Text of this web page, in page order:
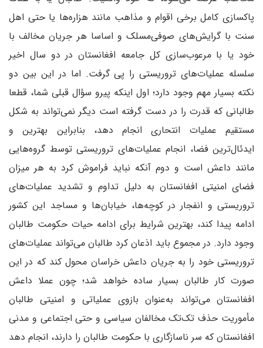
پاکسازی کامل برخی اقوام و مذاهب مانند هزاره‌ها یا حتی اهل
سنت با گرایش‌های صوفی‌مسلک و اساسا هر جریان مخالف با
خود‌ یا با مرعوب‌سازی کل جامعه افغانستان در دو سال اخیر
سلسله عملیات‌های تروریستی را پی گرفت. اما در این بین دو
نکته بسیار مهم وجود دارد؛ اول اینکه پیرو سؤال قبلی شما، قطعا
طالبانی که قدرت را در دست گرفته است دیگر نمی‌تواند به شکل
مستقیم عملیات انتحاری انجام دهد، بنابراین بهترین و
ایدئال‌ترین فضا، انجام عملیات‌های تروریستی توسط گروه‌هایی
مانند داعش است و دوم آنکه نباید فراموش کرد به هر میزان
فضای امنیتی افغانستان به دلیل تداوم و تشدید عملیات‌های
تروریستی و انفجار در کوچه‌ها، خیابان‌ها و مساجد این کشور
ادامه پیدا کند، بهترین شرایط برای ادامه حیات حکومت طالبان
وجود دارد. در مجموع باید اذعان کرد طالبان می‌تواند عملیات‌های
تروریستی خود را به جریان داعش خراسان محول کند که در این
صورت کار طالبان بسیار ساده خواهد شد؛ چون عملا داعش
افغانستان می‌تواند به‌عنوان بازوی عملیاتی و امنیتی طالبان
مأموریت حذف تک‌تک مخالفان سیاسی و حتی اجتماعی و مدنی
افغانستان که سر ناسازگاری با حکومت طالبان را دارند، انجام دهد